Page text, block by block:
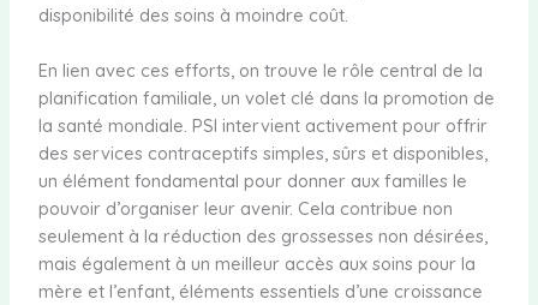
disponibilité des soins à moindre coût.
En lien avec ces efforts, on trouve le rôle central de la
planification familiale, un volet clé dans la promotion de
la santé mondiale. PSI intervient activement pour offrir
des services contraceptifs simples, sûrs et disponibles,
un élément fondamental pour donner aux familles le
pouvoir d’organiser leur avenir. Cela contribue non
seulement à la réduction des grossesses non désirées,
mais également à un meilleur accès aux soins pour la
mère et l’enfant, éléments essentiels d’une croissance